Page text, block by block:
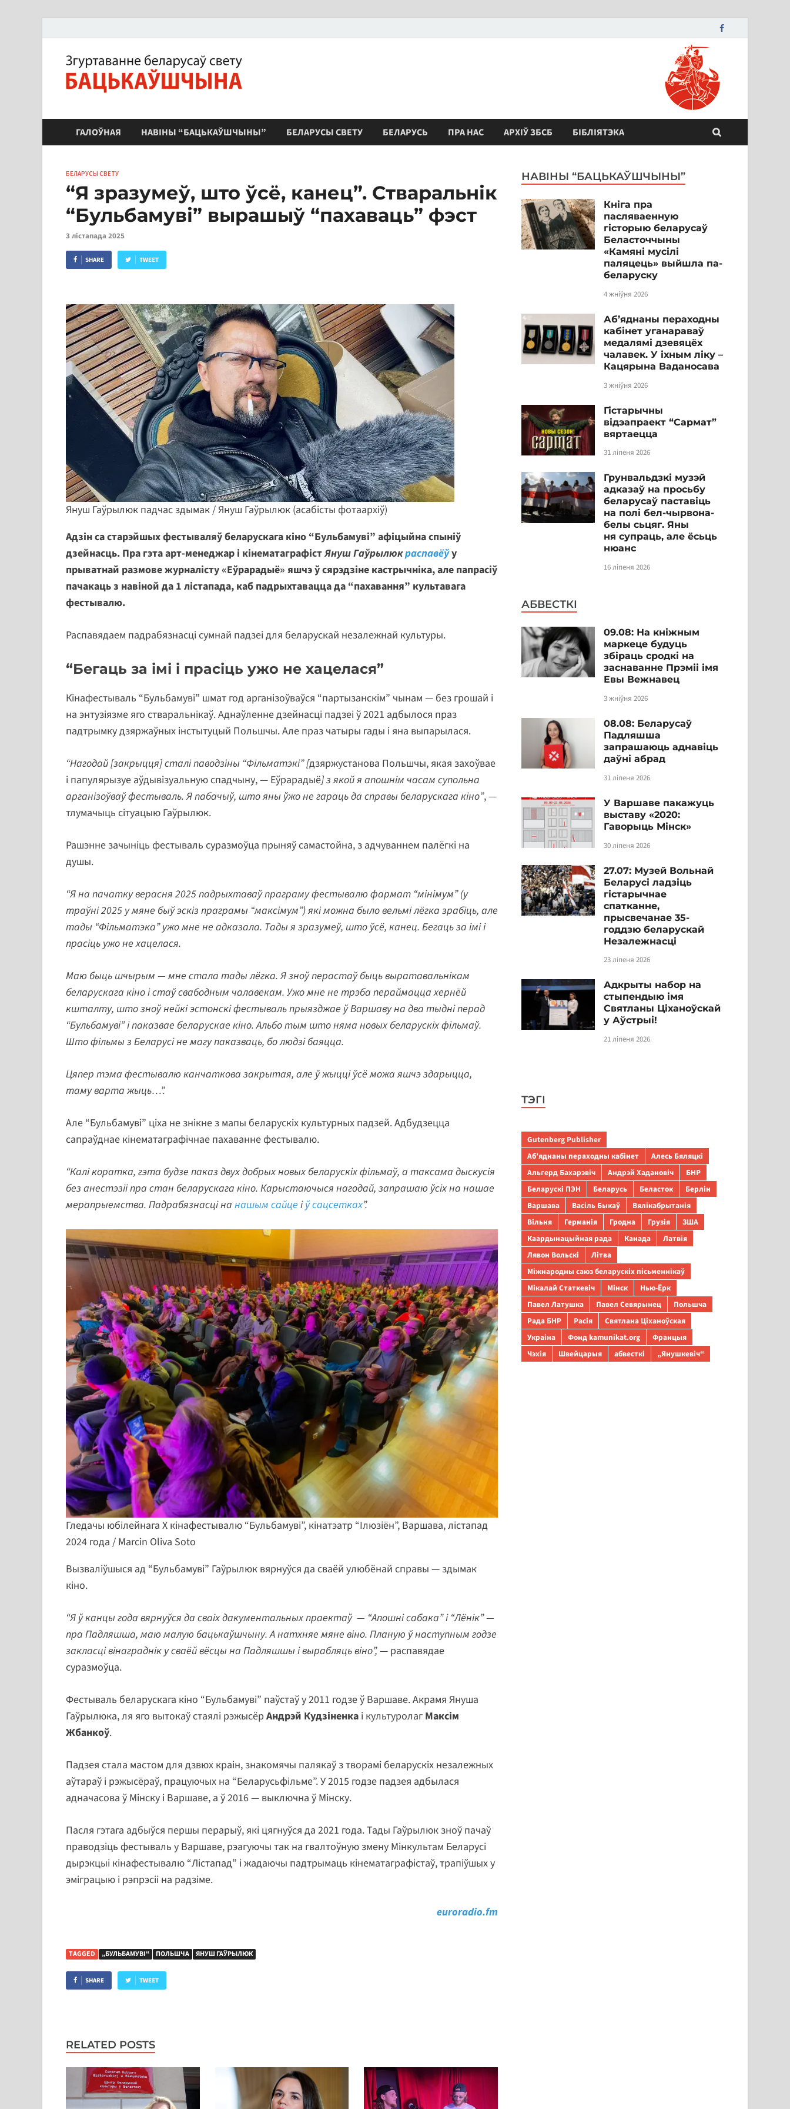
ЗБС "Бацькаўшчына"
ГАЛОЎНАЯ НАВІНЫ “БАЦЬКАЎШЧЫНЫ” БЕЛАРУСЫ СВЕТУ БЕЛАРУСЬ ПРА НАС АРХІЎ ЗБСБ БІБЛІЯТЭКА
БЕЛАРУСЫ СВЕТУ
“Я зразумеў, што ўсё, канец”. Стваральнік
“Бульбамуві” вырашыў “пахаваць” фэст
3 лістапада 2025
SHARE TWEET
Януш Гаўрылюк падчас здымак / Януш Гаўрылюк (асабісты фотаархіў)
Адзін са старэйшых фестываляў беларускага кіно “Бульбамуві” афіцыйна спыніў
дзейнасць. Пра гэта арт-менеджар і кінематаграфістЯнуш Гаўрылюкраспавёўу
прыватнай размове журналісту «Еўрарадыё» яшчэ ў сярэдзіне кастрычніка, але папрасіў
пачакаць з навіной да 1 лістапада, каб падрыхтавацца да “пахавання” культавага
фестывалю.
Распавядаем падрабязнасці сумнай падзеі для беларускай незалежнай культуры.
“Бегаць за імі і прасіць ужо не хацелася”
Кінафестываль “Бульбамуві” шмат год арганізоўваўся “партызанскім” чынам — без грошай і
на энтузіязме яго стваральнікаў. Аднаўленне дзейнасці падзеі ў 2021 адбылося праз
падтрымку дзяржаўных інстытуцый Польшчы. Але праз чатыры гады і яна выпарылася.
“Нагодай [закрыцця] сталі паводзіны “Фільматэкі” [дзяржустанова Польшчы, якая захоўвае
і папулярызуе аўдывізуальную спадчыну, — Еўрарадыё] з якой я апошнім часам супольна
арганізоўваў фестываль. Я пабачыў, што яны ўжо не гараць да справы беларускага кіно”, —
тлумачыць сітуацыю Гаўрылюк.
Рашэнне зачыніць фестываль суразмоўца прыняў самастойна, з адчуваннем палёгкі на
душы.
“Я на пачатку верасня 2025 падрыхтаваў праграму фестывалю фармат “мінімум” (у
траўні 2025 у мяне быў эскіз праграмы “максімум”) які можна было вельмі лёгка зрабіць, але
тады “Фільматэка” ужо мне не адказала. Тады я зразумеў, што ўсё, канец. Бегаць за імі і
прасіць ужо не хацелася.
Маю быць шчырым — мне стала тады лёгка. Я зноў перастаў быць выратавальнікам
беларускага кіно і стаў свабодным чалавекам. Ужо мне не трэба пераймацца хернёй
кшталту, што зноў нейкі эстонскі фестываль прыязджае ў Варшаву на два тыдні перад
“Бульбамуві” і паказвае беларускае кіно. Альбо тым што няма новых беларускіх фільмаў.
Што фільмы з Беларусі не магу паказваць, бо людзі баяцца.
Цяпер тэма фестывалю канчаткова закрытая, але ў жыцці ўсё можа яшчэ здарыцца,
таму варта жыць…”.
Але “Бульбамуві” ціха не знікне з мапы беларускіх культурных падзей. Адбудзецца
сапраўднае кінематаграфічнае пахаванне фестывалю.
“Калі коратка, гэта будзе паказ двух добрых новых беларускіх фільмаў, а таксама дыскусія
без анестэзіі пра стан беларускага кіно. Карыстаючыся нагодай, запрашаю ўсіх на нашае
мерапрыемства. Падрабязнасці на нашым сайце іў сацсетках”.
Гледачы юбілейнага Х кінафестывалю “Бульбамуві”, кінатэатр “Ілюзіён”, Варшава, лістапад
2024 года / Marcin Oliva Soto
Вызваліўшыся ад “Бульбамуві” Гаўрылюк вярнуўся да сваёй улюбёнай справы — здымак
кіно.
“Я ў канцы года вярнуўся да сваіх дакументальных праектаў — “Апошні сабака” і “Лёнік” —
пра Падляшша, маю малую бацькаўшчыну. А натхняе мяне віно. Планую ў наступным годзе
закласці вінаграднік у сваёй вёсцы на Падляшшы і вырабляць віно”,— распавядае
суразмоўца.
Фестываль беларускага кіно “Бульбамуві” паўстаў у 2011 годзе ў Варшаве. Акрамя Януша
Гаўрылюка, ля яго вытокаў стаялі рэжысёр Андрэй Кудзіненка і культуролаг Максім
Жбанкоў.
Падзея стала мастом для дзвюх краін, знакомячы палякаў з творамі беларускіх незалежных
аўтараў і рэжысёраў, працуючых на “Беларусьфільме”. У 2015 годзе падзея адбылася
адначасова ў Мінску і Варшаве, а ў 2016 — выключна ў Мінску.
Пасля гэтага адбыўся першы перарыў, які цягнуўся да 2021 года. Тады Гаўрылюк зноў пачаў
праводзіць фестываль у Варшаве, рэагуючы так на гвалтоўную змену Мінкультам Беларусі
дырэкцыі кінафестывалю “Лістапад” і жадаючы падтрымаць кінематаграфістаў, трапіўшых у
эміграцыю і рэпрэсіі на радзіме.
euroradio.fm
TAGGED „БУЛЬБАМУВІ“ ПОЛЬШЧА ЯНУШ ГАЎРЫЛЮК
SHARE TWEET
RELATED POSTS
НАВІНЫ “БАЦЬКАЎШЧЫНЫ”
Кніга пра
пасляваенную
гісторыю беларусаў
Беласточчыны
«Камяні мусілі
паляцець» выйшла па-
беларуску
4 жніўня 2026
Аб’яднаны пераходны
кабінет уганараваў
медалямі дзевяцёх
чалавек. У іхным ліку –
Кацярына Ваданосава
3 жніўня 2026
Гістарычны
відэапраект “Сармат”
вяртаецца
31 ліпеня 2026
Грунвальдзкі музэй
адказаў на просьбу
беларусаў паставіць
на полі бел-чырвона-
белы сьцяг. Яны
ня супраць, але ёсьць
нюанс
16 ліпеня 2026
АБВЕСТКІ
09.08: На кніжным
маркеце будуць
збіраць сродкі на
заснаванне Прэміі імя
Евы Вежнавец
3 жніўня 2026
08.08: Беларусаў
Падляшша
запрашаюць аднавіць
даўні абрад
31 ліпеня 2026
У Варшаве пакажуць
выставу «2020:
Гаворыць Мінск»
30 ліпеня 2026
27.07: Музей Вольнай
Беларусі ладзіць
гістарычнае
спатканне,
прысвечанае 35-
годдзю беларускай
Незалежнасці
23 ліпеня 2026
Адкрыты набор на
стыпендыю імя
Святланы Ціханоўскай
у Аўстрыі!
21 ліпеня 2026
ТЭГІ
Gutenberg Publisher
Аб’яднаны пераходны кабінет
Алесь Бяляцкі
Альгерд Бахарэвіч
Андрэй Хадановіч
БНР
Беларускі ПЭН
Беларусь Беласток
Берлін
Варшава
Васіль Быкаў
Вялікабрытанія
Вільня
Германія Гродна Грузія
ЗША
Каардынацыйная рада
Канада
Латвія
Лявон Вольскі
Літва
Міжнародны саюз беларускіх пісьменнікаў
Мікалай Статкевіч
Мінск
Нью-Ёрк
Павел Латушка
Павел Севярынец
Польшча
Рада БНР
Расія
Святлана Ціханоўская
Украіна
Фонд kamunikat.org
Францыя
Чэхія
Швейцарыя абвесткі „Янушкевіч“